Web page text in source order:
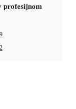
profesijnom